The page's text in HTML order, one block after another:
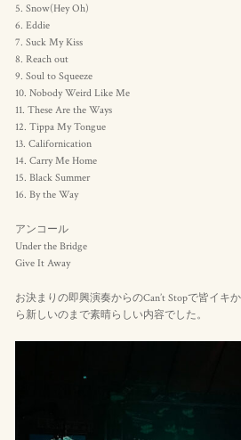
5. Snow(Hey Oh)
6. Eddie
7. Suck My Kiss
8. Reach out
9. Soul to Squeeze
10. Nobody Weird Like Me
11. These Are the Ways
12. Tippa My Tongue
13. Californication
14. Carry Me Home
15. Black Summer
16. By the Way
アンコール
Under the Bridge
Give It Away
お決まりの即興演奏からのCan’t Stopで皆イキ
ら新しいのまで素晴らしい内容でした。